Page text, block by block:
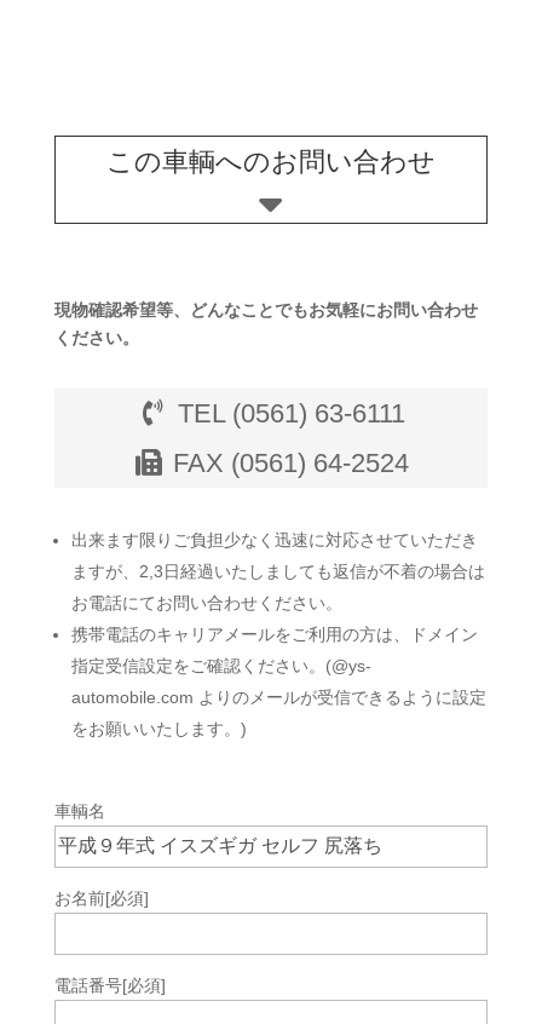
この車輌へのお問い合わせ
現物確認希望等、どんなことでもお気軽にお問い合わせ
ください。
TEL (0561) 63-6111
FAX (0561) 64-2524
出来ます限りご負担少なく迅速に対応させていただき
ますが、2,3日経過いたしましても返信が不着の場合は
お電話にてお問い合わせください。
携帯電話のキャリアメールをご利用の方は、ドメイン
指定受信設定をご確認ください。(@ys-
automobile.com よりのメールが受信できるように設定
をお願いいたします。)
車輌名
お名前[必須]
電話番号[必須]